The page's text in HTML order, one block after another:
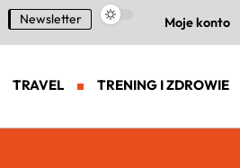
Newsletter Moje konto
TRAVEL TRENING I ZDROWIE